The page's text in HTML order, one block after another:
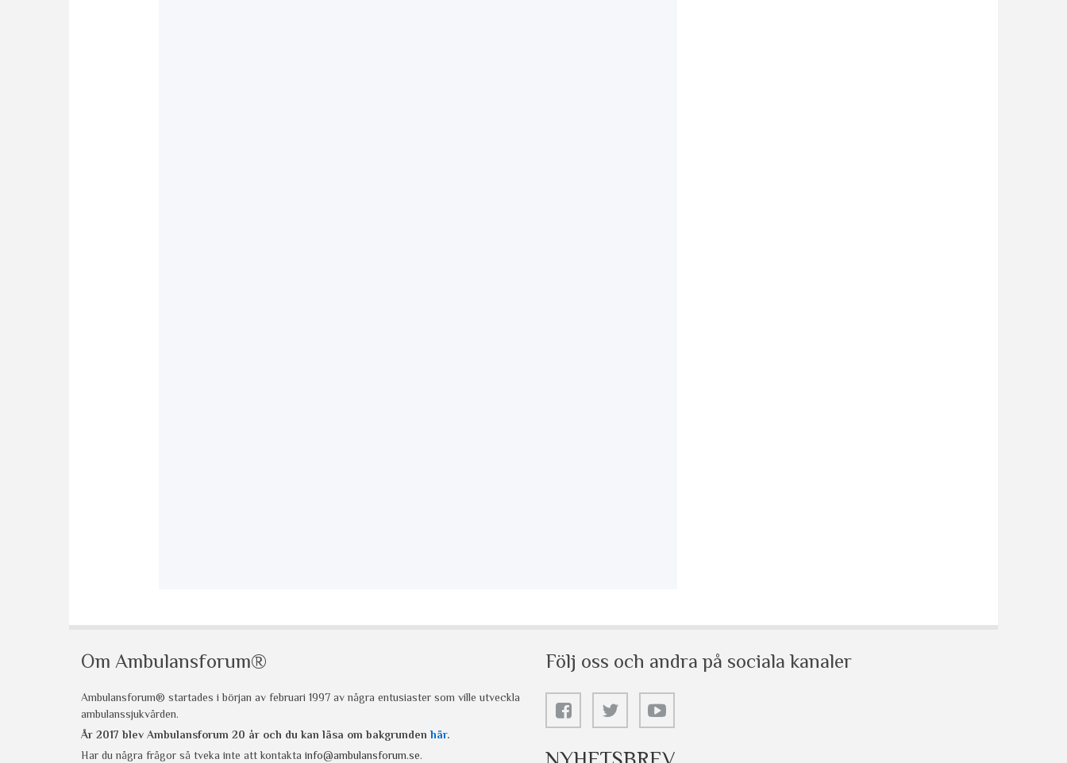
Om Ambulansforum®
Ambulansforum® startades i början av februari 1997 av några entusiaster som ville utveckla
ambulanssjukvården.
År 2017 blev Ambulansforum 20 år och du kan läsa om bakgrunden här.
Har du några frågor så tveka inte att kontakta info@ambulansforum.se.
Följ oss och andra på sociala kanaler